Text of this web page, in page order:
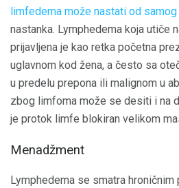
limfedema može nastati od
nastanka. Lymphedema koja utiče
prijavljena je kao retka početna
uglavnom kod žena, a često sa
u predelu prepona ili malignom u
zbog limfoma može se desiti i na
je protok limfe blokiran velikom
Menadžment
Lymphedema se smatra